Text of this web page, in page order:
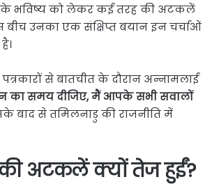
भविष्य को लेकर कई तरह की अटकलें
बीच उनका एक संक्षिप्त बयान इन चर्चाओं
से बातचीत के दौरान अन्नामलाई
का समय दीजिए, मैं आपके सभी सवालों
बाद से तमिलनाडु की राजनीति में
की अटकलें क्यों तेज हुईं?